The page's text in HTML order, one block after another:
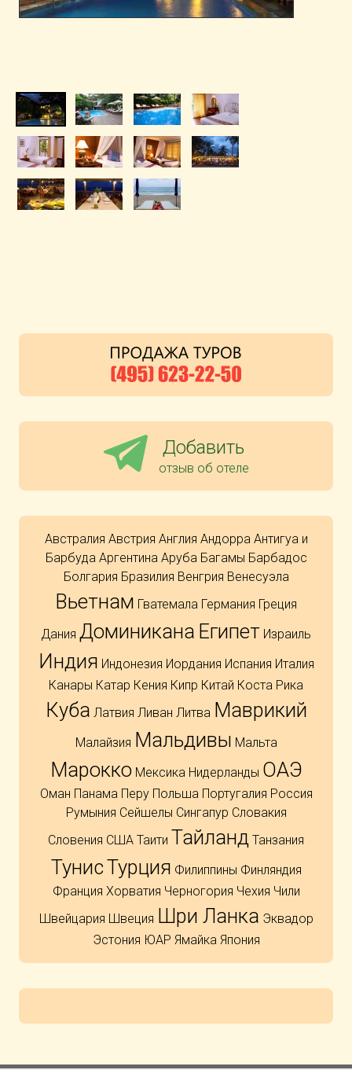
Добавить
отзыв об отеле
Австралия Австрия Англия Андорра Антигуа и
Барбуда Аргентина Аруба Багамы Барбадос
Болгария Бразилия Венгрия Венесуэла
Вьетнам Гватемала Германия Греция
Дания Доминикана Египет Израиль
Индия Индонезия Иордания Испания Италия
Канары Катар Кения Кипр Китай Коста Рика
Куба Латвия Ливан Литва Маврикий
Малайзия Мальдивы Мальта
Марокко Мексика Нидерланды ОАЭ
Оман Панама Перу Польша Португалия Россия
Румыния Сейшелы Сингапур Словакия
Словения США Таити Тайланд Танзания
ТунисТурция Филиппины Финляндия
Франция Хорватия Черногория Чехия Чили
Швейцария Швеция Шри Ланка Эквадор
Эстония ЮАР Ямайка Япония